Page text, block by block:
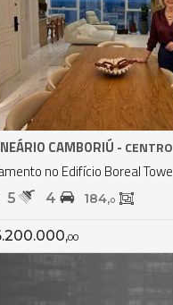
CAMBORIÚ -CENTRO
no Edifício One Tower
5 3 381, 0
00